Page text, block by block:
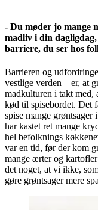
- Du møder jo mange
madliv i din
barriere, du ser hos
Barrieren og
vestlige verden – er, at
madkulturen i takt med,
kød til spisebordet.
spise mange
har kastet ret mange
hel befolknings
var en tid, før der kom
mange ærter og
det noget, at vi ikke,
gøre grøntsager mere